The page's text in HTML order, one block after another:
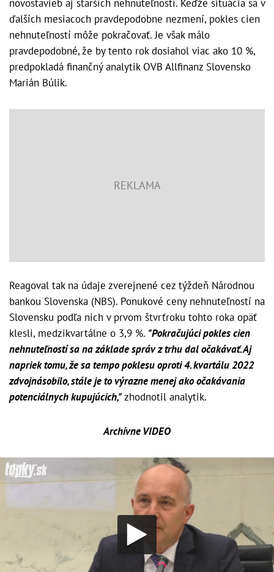
novostavieb aj starších nehnuteľností. Keďže situácia sa v
ďalších mesiacoch pravdepodobne nezmení, pokles cien
nehnuteľností môže pokračovať. Je však málo
pravdepodobné, že by tento rok dosiahol viac ako 10 %,
predpokladá finančný analytik OVB Allfinanz Slovensko
Marián Búlik.
Reagoval tak na údaje zverejnené cez týždeň Národnou
bankou Slovenska (NBS). Ponukové ceny nehnuteľností na
Slovensku podľa nich v prvom štvrťroku tohto roka opäť
klesli, medzikvartálne o 3,9 %. "Pokračujúci pokles cien
nehnuteľností sa na základe správ z trhu dal očakávať. Aj
napriek tomu, že sa tempo poklesu oproti 4. kvartálu 2022
zdvojnásobilo, stále je to výrazne menej ako očakávania
potenciálnych kupujúcich,"zhodnotil analytik.
Archívne VIDEO